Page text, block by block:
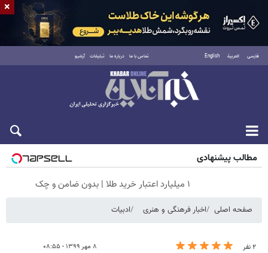
فارسی العربية English تماس با ما درباره ما تبلیغات آرشیو
شنبه ۱۷ مرداد ۱۴۰۵
مطالب پیشنهادی
۱ میلیارد اعتبار خرید طلا | بدون ضامن و چک
صفحه اصلی اخبار فرهنگی و هنری ادبیات
۲ نفر ۸ مهر ۱۳۹۹ - ۰۸:۵۵
×